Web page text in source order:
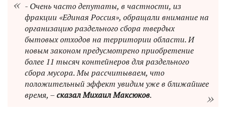
- Очень часто депутаты, в частности, из
фракции «Единая Россия», обращали внимание на
организацию раздельного сбора твердых
бытовых отходов на территории области. И
новым законом предусмотрено приобретение
более 11 тысяч контейнеров для раздельного
сбора мусора. Мы рассчитываем, что
положительный эффект увидим уже в ближайшее
время, –сказал Михаил Максюков.